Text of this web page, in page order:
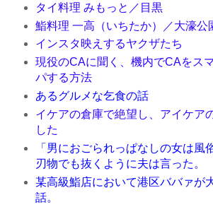
タイ料理 みもっと／目黒
鮨料理 一高（いちたか）／大濠公
インスタ映えするヤクザたち
現役のCAに聞く、機内でCAをス
パする方法
あるグルメな乞食の話
イケアの倉庫で絶望し、アイケア
した
「男におごられっぱなしの女は風
刃物でも抜くように夫は言った。
某高級鮨店において港区ババァが
話。